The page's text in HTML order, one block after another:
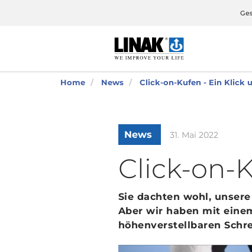
Home News Click-on-Kufen - Ein Klick
News 31. Mai 2022
Click-on-
Sie dachten wohl,
Aber wir haben mit
höhenverstellbaren